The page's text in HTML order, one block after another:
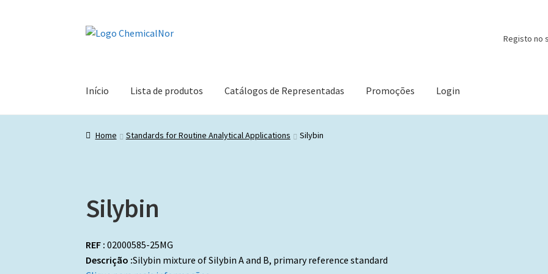
Ir
Saltar
Registo no
Início Lista de produtos Catálogos de Representadas Promoções Login
Home Standards for Routine Analytical Applications Silybin
Silybin
REF :02000585-25MG
Descrição :Silybin mixture of Silybin A and B, primary reference standard